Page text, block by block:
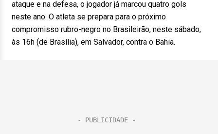
ataque e na defesa, o jogador já marcou quatro gols
neste ano. O atleta se prepara para o próximo
compromisso rubro-negro no Brasileirão, neste sábado,
às 16h (de Brasília), em Salvador, contra o Bahia.